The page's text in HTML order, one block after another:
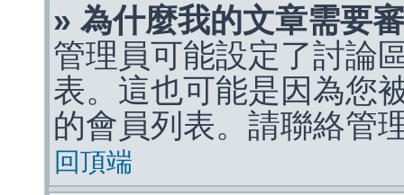
» 為什麼我的文章需要
管理員可能設定了討論
表。這也可能是因為您
的會員列表。請聯絡管
回頂端